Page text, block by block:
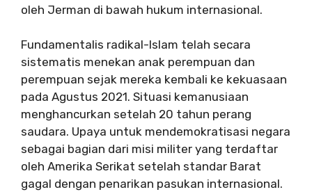
oleh Jerman di bawah hukum internasional.
Fundamentalis radikal-Islam telah secara
sistematis menekan anak perempuan dan
perempuan sejak mereka kembali ke kekuasaan
pada Agustus 2021. Situasi kemanusiaan
menghancurkan setelah 20 tahun perang
saudara. Upaya untuk mendemokratisasi negara
sebagai bagian dari misi militer yang terdaftar
oleh Amerika Serikat setelah standar Barat
gagal dengan penarikan pasukan internasional.